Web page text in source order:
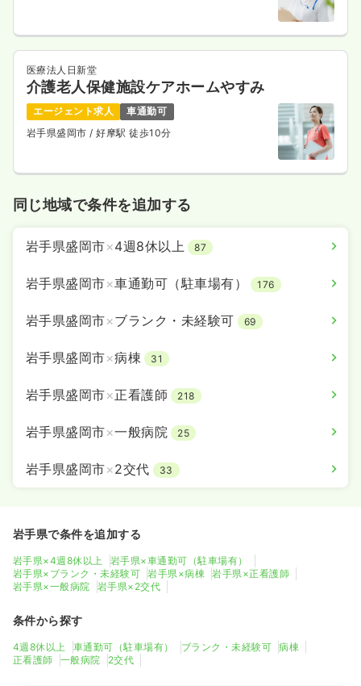
医療法人日新堂
介護老人保健施設ケアホームやすみ
エージェント求人
車通勤可
岩手県盛岡市 / 好摩駅 徒歩10分
同じ地域で条件を追加する
岩手県盛岡市×4週8休以上 87
岩手県盛岡市×車通勤可（駐車場有） 176
岩手県盛岡市×ブランク・未経験可 69
岩手県盛岡市×病棟 31
岩手県盛岡市×正看護師 218
岩手県盛岡市×一般病院 25
岩手県盛岡市×2交代 33
岩手県で条件を追加する
岩手県×4週8休以上
岩手県×車通勤可（駐車場有）
岩手県×ブランク・未経験可
岩手県×病棟
岩手県×正看護師
岩手県×一般病院
岩手県×2交代
条件から探す
4週8休以上 車通勤可（駐車場有） ブランク・未経験可
病棟
正看護師
一般病院 2交代